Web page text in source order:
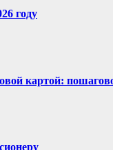
году
картой: